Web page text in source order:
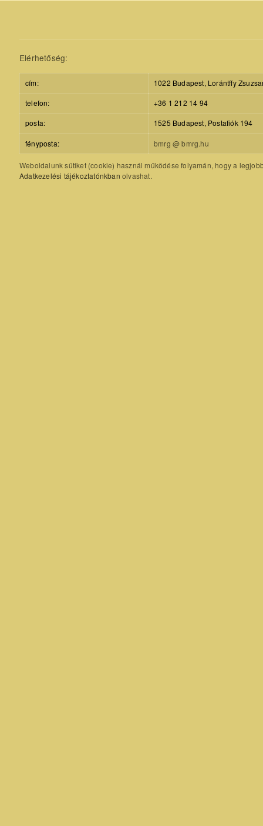
Elérhetőség:
cím:
1022 Budapest, Lorántffy
telefon:
+36 1 212 14 94
posta:
1525 Budapest, Postafiók 194
fényposta: bmrg @ bmrg.hu
Weboldalunk sütiket (cookie) használ működése folyamán, hogy a
Adatkezelési tájékoztatónkban olvashat.